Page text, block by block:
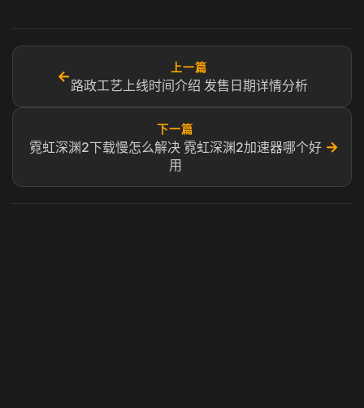
←
上一篇
路政工艺上线时间介绍 发售日期详情分析
下一篇
霓虹深渊2下载慢怎么解决 霓虹深渊2加速器哪个好
用
→